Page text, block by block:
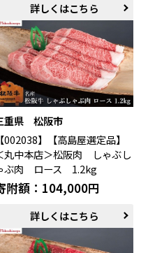
詳しくはこちら
重県 松阪市
【002038】【高島屋選定品】
丸中本店＞松阪肉 しゃぶし
ぶ肉 ロース 1.2kg
附額：104,000円
詳しくはこちら